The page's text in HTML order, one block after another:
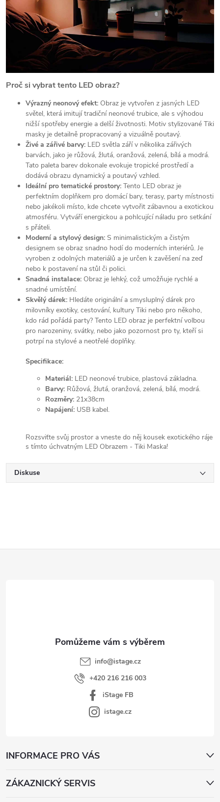
Proč si vybrat tento LED obraz?
Výrazný neonový efekt: Obraz je vytvořen z jasných LED
světel, která imitují tradiční neonové trubice, ale s výhodou
nižší spotřeby energie a delší životnosti. Motiv stylizované Tiki
masky je detailně propracovaný a vizuálně poutavý.
Živé a zářivé barvy: LED světla září v několika zářivých
barvách, jako je růžová, žlutá, oranžová, zelená, bílá a modrá.
Tato paleta barev dokonale evokuje tropické prostředí a
dodává obrazu dynamický a poutavý vzhled.
Ideální pro tematické prostory: Tento LED obraz je
perfektním doplňkem pro domácí bary, terasy, party místnosti
nebo jakékoli místo, kde chcete vytvořit zábavnou a exotickou
atmosféru. Vytváří energickou a pohlcující náladu pro setkání
s přáteli.
Moderní a stylový design: S minimalistickým a čistým
designem se obraz snadno hodí do moderních interiérů. Je
vyroben z odolných materiálů a je určen k zavěšení na zeď
nebo k postavení na stůl či polici.
Snadná instalace: Obraz je lehký, což umožňuje rychlé a
snadné umístění.
Skvělý dárek: Hledáte originální a smysluplný dárek pro
milovníky exotiky, cestování, kultury Tiki nebo pro někoho,
kdo rád pořádá party? Tento LED obraz je perfektní volbou
pro narozeniny, svátky, nebo jako pozornost pro ty, kteří si
potrpí na stylové a neotřelé doplňky.
Specifikace:
Materiál: LED neonové trubice, plastová základna.
Barvy: Růžová, žlutá, oranžová, zelená, bílá, modrá.
Rozměry: 21x38cm
Napájení: USB kabel.
Rozsviťte svůj prostor a vneste do něj kousek exotického ráje
s tímto úchvatným LED Obrazem - Tiki Maska!
Diskuse
info@istage.cz
+420 216 216 003
iStage FB
istage.cz
INFORMACE PRO VÁS
ZÁKAZNICKÝ SERVIS